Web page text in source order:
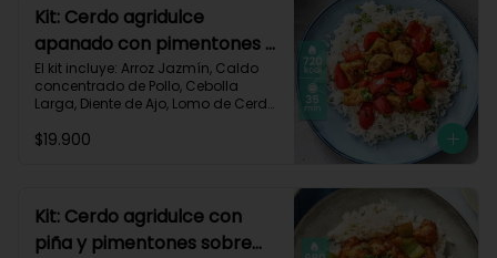
Grasas 45g | Proteínas 40g
Kit: Cerdo agridulce
apanado con pimentones y
arroz jazmín-116
El kit incluye: Arroz Jazmín, Caldo
concentrado de Pollo, Cebolla
Larga, Diente de Ajo, Lomo de Cerdo
Pimentón Rojo, Salsa de Soya,
Carbohidratos 87g | Grasas 21g |
Proteínas 44g
$19.900
Kit: Cerdo agridulce con
piña y pimentones sobre